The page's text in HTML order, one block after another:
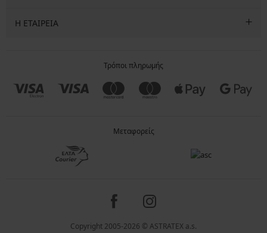
Η ΕΤΑΙΡΕΙΑ
Τρόποι πληρωμής
Μεταφορείς
Copyright 2005-2026 © ASTRATEX a.s.